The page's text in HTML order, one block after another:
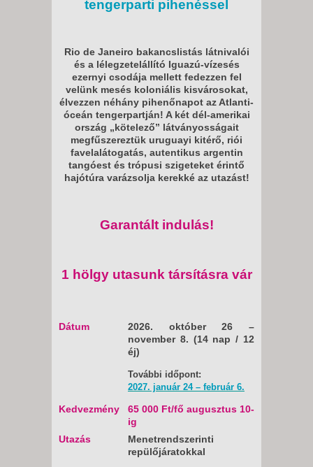
tengerparti pihenéssel
Rio de Janeiro bakancslistás látnivalói
és a lélegzetelállító Iguazú-vízesés
ezernyi csodája mellett fedezzen fel
velünk mesés koloniális kisvárosokat,
élvezzen néhány pihenőnapot az Atlanti-
óceán tengerpartján! A két dél-amerikai
ország „kötelező” látványosságait
megfűszereztük uruguayi kitérő, riói
favelalátogatás, autentikus argentin
tangóest és trópusi szigeteket érintő
hajótúra varázsolja kerekké az utazást!
Garantált indulás!
1 hölgy utasunk társításra vár
Dátum
2026. október 26 –
november 8. (14 nap / 12
éj)
További időpont:
2027. január 24 – február 6.
Kedvezmény
65 000 Ft/fő augusztus 10-
ig
Utazás
Menetrendszerinti
repülőjáratokkal